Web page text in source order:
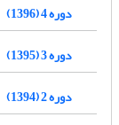
دوره 4 (1396)
دوره 3 (1395)
دوره 2 (1394)